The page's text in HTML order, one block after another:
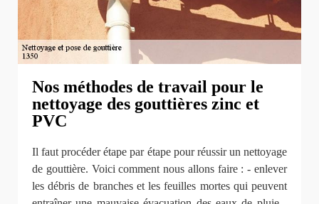
Nos méthodes de travail pour le
nettoyage des gouttières zinc et
PVC
Il faut procéder étape par étape pour réussir un nettoyage
de gouttière. Voici comment nous allons faire : - enlever
les débris de branches et les feuilles mortes qui peuvent